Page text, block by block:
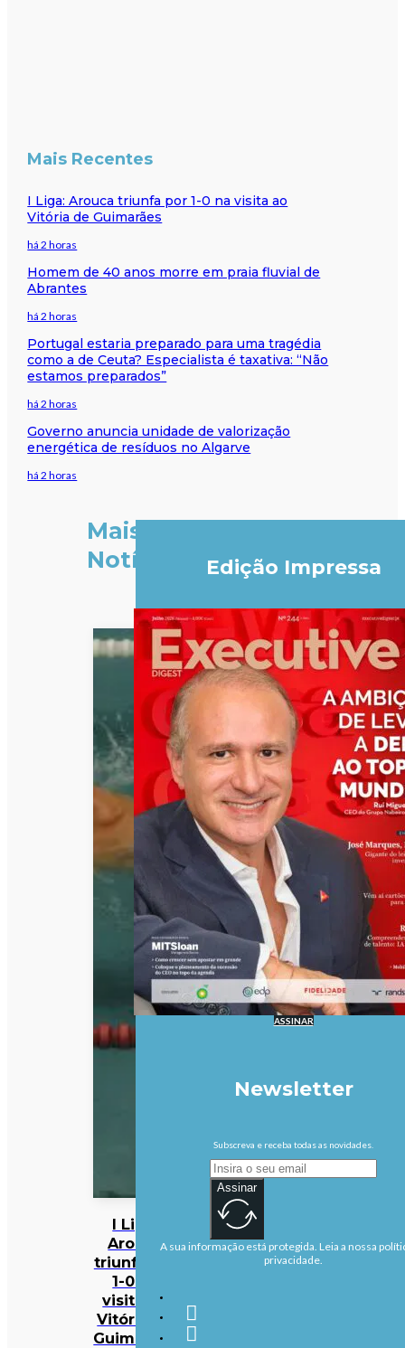
Mais Recentes
I Liga: Arouca triunfa por 1-0 na visita ao
Vitória de Guimarães
há 2 horas
Homem de 40 anos morre em praia fluvial de
Abrantes
há 2 horas
Portugal estaria preparado para uma tragédia
como a de Ceuta? Especialista é taxativa: “Não
estamos preparados”
há 2 horas
Governo anuncia unidade de valorização
energética de resíduos no Algarve
há 2 horas
Mais
Notícias
I Liga:
Arouca
triunfa por
1-0 na
visita ao
Vitória de
Guimarães
Edição Impressa
ASSINAR
Newsletter
Subscreva e receba todas as novidades.
Assinar
A sua informação está protegida. Leia a nossa
privacidade.